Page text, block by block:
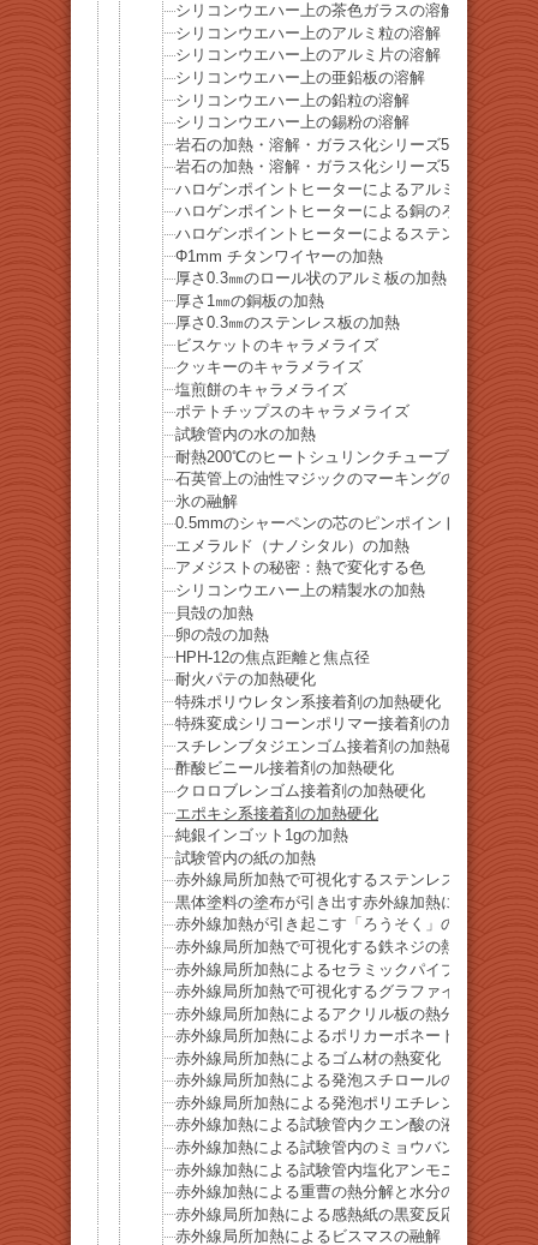
シリコンウエハー上の茶色ガラスの溶解
シリコンウエハー上のアルミ粒の溶解
シリコンウエハー上のアルミ片の溶解
シリコンウエハー上の亜鉛板の溶解
シリコンウエハー上の鉛粒の溶解
シリコンウエハー上の錫粉の溶解
岩石の加熱・溶解・ガラス化シリーズ51-小笠原諸
岩石の加熱・溶解・ガラス化シリーズ52-小笠原諸
ハロゲンポイントヒーターによるアルミのろう付け
ハロゲンポイントヒーターによる銅のろう付け
ハロゲンポイントヒーターによるステンレスのろう
Φ1mm チタンワイヤーの加熱
厚さ0.3㎜のロール状のアルミ板の加熱
厚さ1㎜の銅板の加熱
厚さ0.3㎜のステンレス板の加熱
ビスケットのキャラメライズ
クッキーのキャラメライズ
塩煎餅のキャラメライズ
ポテトチップスのキャラメライズ
試験管内の水の加熱
耐熱200℃のヒートシュリンクチューブの収縮
石英管上の油性マジックのマーキングの除去
氷の融解
0.5mmのシャーペンの芯のピンポイント加熱
エメラルド（ナノシタル）の加熱
アメジストの秘密：熱で変化する色
シリコンウエハー上の精製水の加熱
貝殻の加熱
卵の殻の加熱
HPH-12の焦点距離と焦点径
耐火パテの加熱硬化
特殊ポリウレタン系接着剤の加熱硬化
特殊変成シリコーンポリマー接着剤の加熱硬化
スチレンブタジエンゴム接着剤の加熱硬化
酢酸ビニール接着剤の加熱硬化
クロロブレンゴム接着剤の加熱硬化
エポキシ系接着剤の加熱硬化
純銀インゴット1gの加熱
試験管内の紙の加熱
赤外線局所加熱で可視化するステンレスネジの熱伝
黒体塗料の塗布が引き出す赤外線加熱によるアル
赤外線加熱が引き起こす「ろうそく」の急速気化
赤外線局所加熱で可視化する鉄ネジの熱伝達
赤外線局所加熱によるセラミックパイプ（アルミ
赤外線局所加熱で可視化するグラファイト棒の熱伝
赤外線局所加熱によるアクリル板の熱分解
赤外線局所加熱によるポリカーボネート板の熱分解
赤外線局所加熱によるゴム材の熱変化
赤外線局所加熱による発泡スチロールの急速溶解
赤外線局所加熱による発泡ポリエチレンの急速溶解
赤外線加熱による試験管内クエン酸の液化
赤外線加熱による試験管内のミョウバンの液化
赤外線加熱による試験管内塩化アンモニウムの昇華
赤外線加熱による重曹の熱分解と水分の放出
赤外線局所加熱による感熱紙の黒変反応
赤外線局所加熱によるビスマスの融解